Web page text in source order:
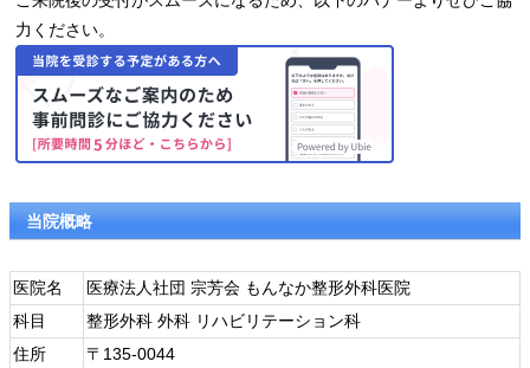
力ください。
当院概略
医院名
医療法人社団 宗芳会 もんなか整形外科医院
科目
整形外科 外科 リハビリテーション科
住所
〒135-0044